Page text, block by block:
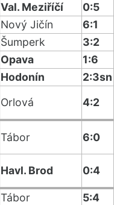
Val. Meziříčí
0:5
Nový Jičín
6:1
Šumperk
3:2
Opava
1:6
Hodonín
2:3sn
Orlová 4:2
Tábor 6:0
Havl. Brod 0:4
Tábor
5:4